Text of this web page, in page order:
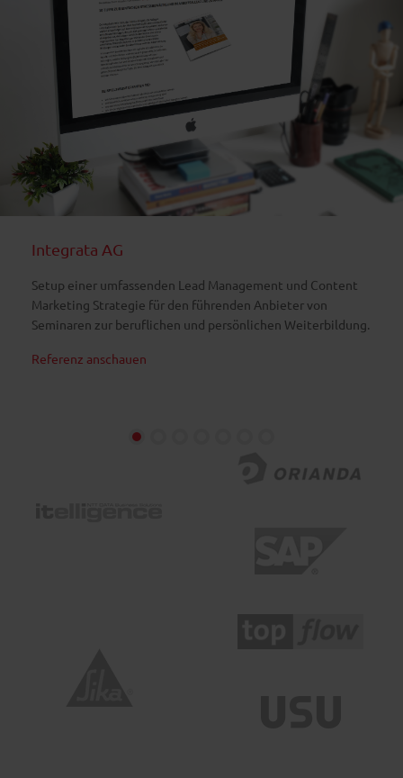
Integrata AG
Setup einer umfassenden Lead Management und Content
Marketing Strategie für den führenden Anbieter von
Seminaren zur beruflichen und persönlichen Weiterbildung.
Referenz anschauen